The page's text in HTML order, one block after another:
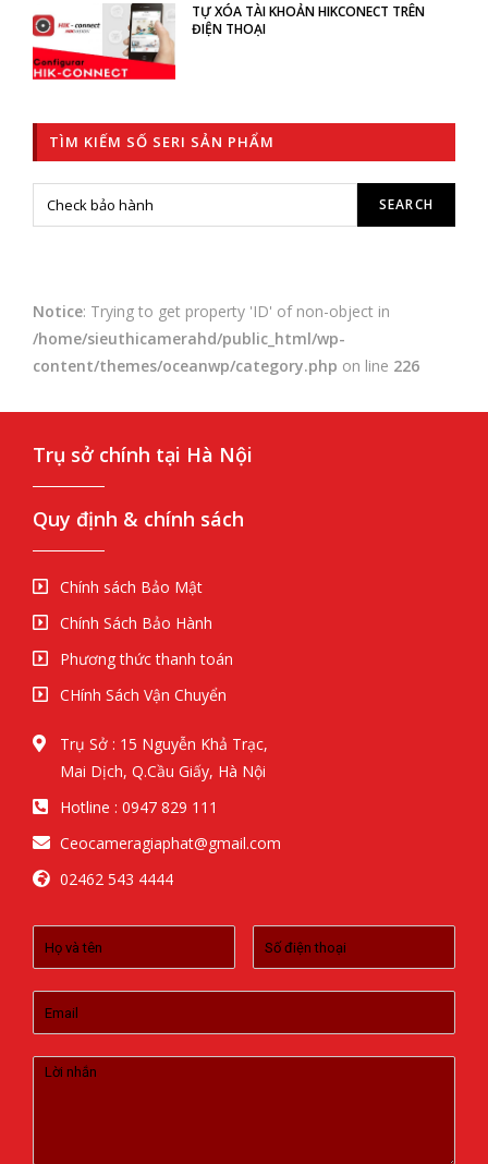
TỰ XÓA TÀI KHOẢN HIKCONECT TRÊN
ĐIỆN THOẠI
TÌM KIẾM SỐ SERI SẢN PHẨM
Notice: Trying to get property 'ID' of non-object in
/home/sieuthicamerahd/public_html/wp-
content/themes/oceanwp/category.php on line 226
Trụ sở chính tại Hà Nội
Quy định & chính sách
Chính sách Bảo Mật
Chính Sách Bảo Hành
Phương thức thanh toán
CHính Sách Vận Chuyển
Trụ Sở : 15 Nguyễn Khả Trạc,
Mai Dịch, Q.Cầu Giấy, Hà Nội
Hotline : 0947 829 111
Ceocameragiaphat@gmail.com
02462 543 4444